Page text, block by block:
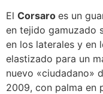
El Corsaro es un
en tejido gamuzado
en los laterales y en
elastizado para un
nuevo «ciudadano»
2009, con palma en